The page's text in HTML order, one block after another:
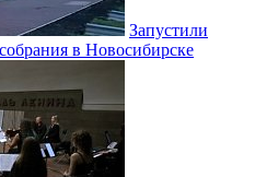
Запустили
в Новосибирске